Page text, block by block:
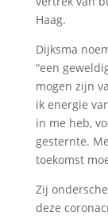
Haag.
Dijksma
“een
mogen zijn
ik energie
in me heb,
gesternte.
toekomst
Zij
deze